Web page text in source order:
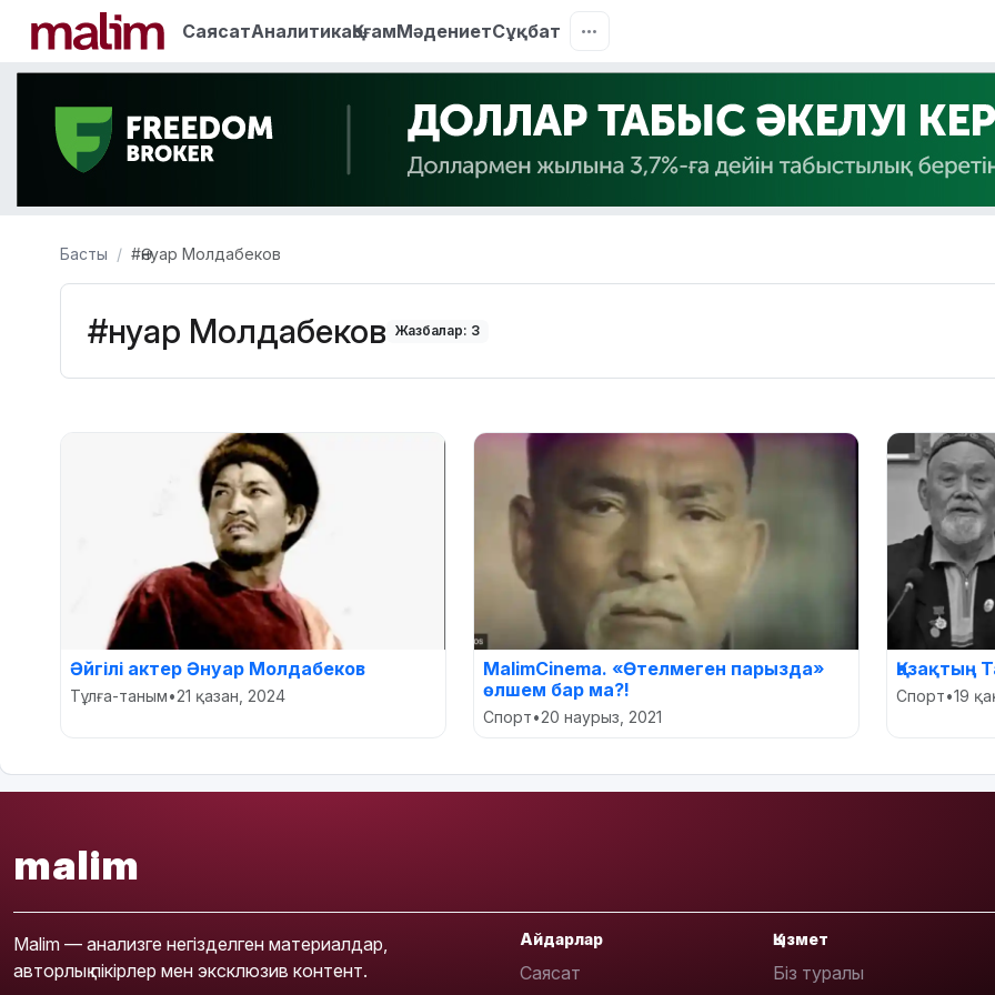
СаясатАналитикаҚоғамМәдениетСұқбат
Басты #Әнуар Молдабеков
#Әнуар Молдабеков Жазбалар: 3
Әйгілі актер Әнуар Молдабеков
Тұлға-таным•21 қазан, 2024
MalimCinema. «Өтелмеген парызда»
өлшем бар ма?!
Спорт•20 наурыз, 2021
Қазақтың
Спорт•19
malim
Malim — анализге негізделген материалдар,
авторлық пікірлер мен эксклюзив контент.
Айдарлар
Саясат
Қызмет
Біз туралы